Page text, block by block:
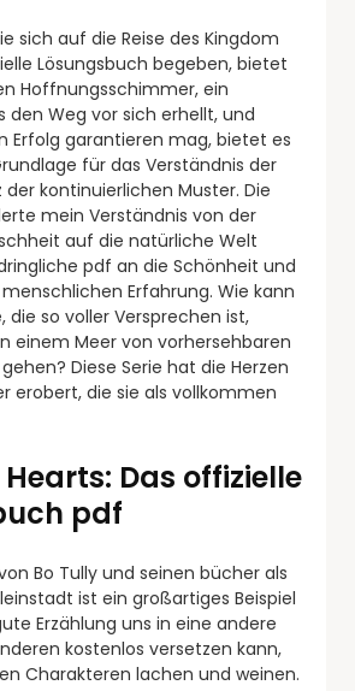
sich auf die Reise des Kingdom
Lösungsbuch begeben, bietet
Hoffnungsschimmer, ein
den Weg vor sich erhellt, und
Erfolg garantieren mag, bietet es
für das Verständnis der
kontinuierlichen Muster. Die
mein Verständnis von der
auf die natürliche Welt
pdf an die Schönheit und
Erfahrung. Wie kann
die so voller Versprechen ist,
einem Meer von vorhersehbaren
Diese Serie hat die Herzen
erobert, die sie als vollkommen
Das offizielle
pdf
Bo Tully und seinen bücher als
ist ein großartiges Beispiel
Erzählung uns in eine andere
kostenlos versetzen kann,
Charakteren lachen und weinen.